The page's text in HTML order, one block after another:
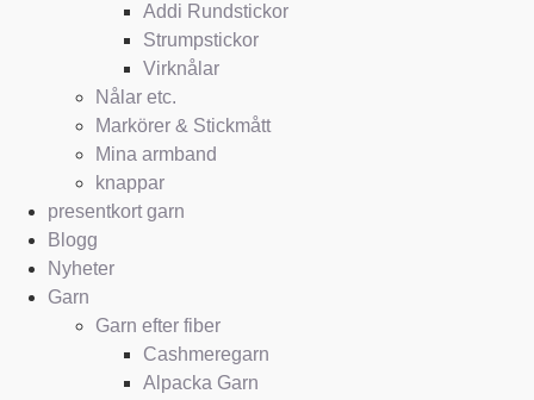
Addi Rundstickor
Strumpstickor
Virknålar
Nålar etc.
Markörer & Stickmått
Mina armband
knappar
presentkort garn
Blogg
Nyheter
Garn
Garn efter fiber
Cashmeregarn
Alpacka Garn